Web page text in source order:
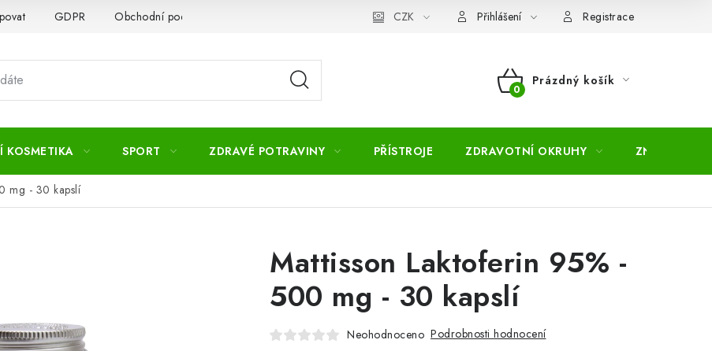
GDPR Obchodní podmínky Slovník pojmů Moje objednávka Mapa serveru
CZK Přihlášení Registrace
NÁKUPNÍ
Prázdný košík
KOSMETIKA SPORT ZDRAVÉ POTRAVINY PŘÍSTROJE ZDRAVOTNÍ OKRUHY ZNAČKY
mg - 30 kapslí
Mattisson Laktoferin 95% -
500 mg - 30 kapslí
Neohodnoceno Podrobnosti hodnocení